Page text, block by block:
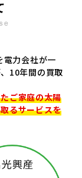
電力会社が一
10年間の買取
ご家庭の太陽
るサービスを